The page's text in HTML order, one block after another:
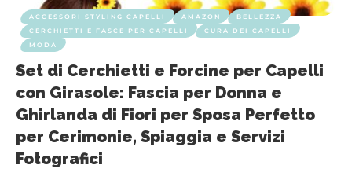
ACCESSORI STYLING CAPELLI AMAZON
BELLEZZA
CERCHIETTI E FASCE PER CAPELLI
CURA DEI CAPELLI
MODA
Set di Cerchietti e Forcine per Capelli
con Girasole: Fascia per Donna e
Ghirlanda di Fiori per Sposa Perfetto
per Cerimonie, Spiaggia e Servizi
Fotografici